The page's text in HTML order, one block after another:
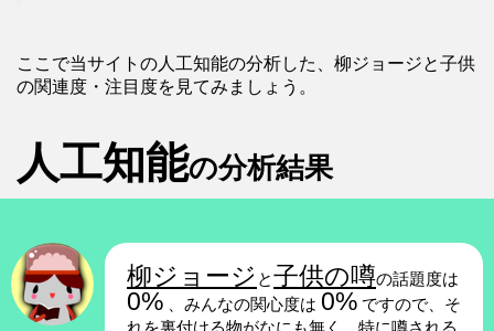
ここで当サイトの人工知能の分析した、柳ジョージと子供
の関連度・注目度を見てみましょう。
人工知能の分析結果
柳ジョージ と子供の噂の話題度は
0% 、みんなの関心度は 0% ですので、そ